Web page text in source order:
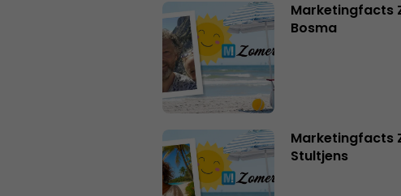
Marketingfacts
Bosma
Marketingfacts
Stultjens